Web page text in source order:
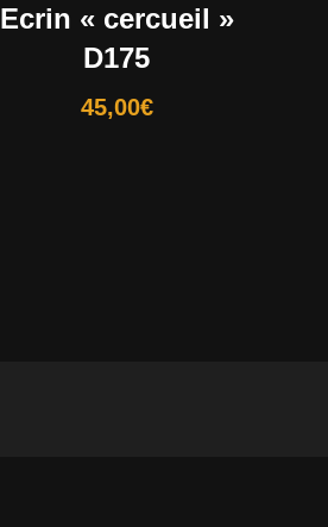
Ecrin « cercueil »
D175
45,00€